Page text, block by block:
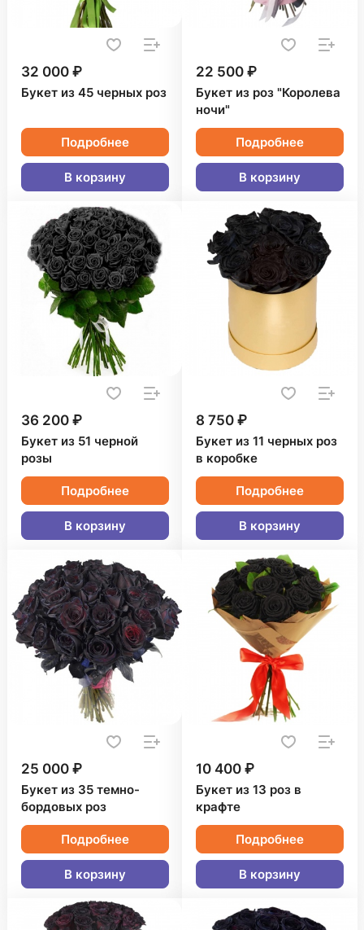
32 000 ₽
Букет из 45 черных роз
Подробнее
В корзину
22 500 ₽
Букет из роз "Королева
ночи"
Подробнее
В корзину
36 200 ₽
Букет из 51 черной
розы
Подробнее
В корзину
8 750 ₽
Букет из 11 черных роз
в коробке
Подробнее
В корзину
25 000 ₽
Букет из 35 темно-
бордовых роз
Подробнее
В корзину
10 400 ₽
Букет из 13 роз в
крафте
Подробнее
В корзину